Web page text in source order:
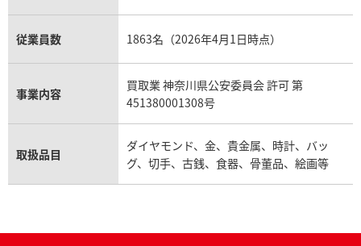
従業員数 1863名（2026年4月1日時点）
事業内容
買取業 神奈川県公安委員会 許可 第
451380001308号
取扱品目
ダイヤモンド、金、貴金属、時計、バッ
グ、切手、古銭、食器、骨董品、絵画等